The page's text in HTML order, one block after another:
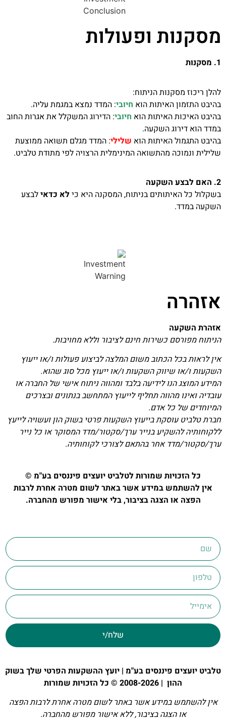
מסקנות ופעולות
1. מסקנות
להלן ריכוז מסקנות הניתוח:
בהיבט התזמון האיתות הוא חיובי: המדד נמצא במגמת עליה.
בהיבט האיכות האיתות הוא חיובי: הדירוג המשקלל את אגרות החוב
במדד הוא דירוג השקעה.
בהיבט התגמול האיתות הוא שלילי: המדד מגלם תשואה ממוצעת
שלילית ונמוכה מהתשואה המינימלית הרצויה לפי מתודת טלביט.
2. האם לבצע השקעה
בשקלול כל האיתותים בניתוח, המסקנה היא כילא כדאילבצע
השקעה במדד.
אזהרה
אזהרת השקעה
הניתוח מפורסם כשירות חינם לציבור וללא מחויבות.
אין לראות בכל הכתוב משום המלצה לביצוע פעולות ו/או ייעוץ
השקעות ו/או שיווק השקעות ו/או ייעוץ מכל סוג שהוא.
המידע המוצג הנו לידיעה בלבד ומהווה ניתוח אישי של החברה או
עובדיה ואינו מהווה תחליף לייעוץ המתחשב בנתונים ובצרכים
המיוחדים של כל אדם.
חברת טלביט עוסקת בייעוץ השקעות פרטי בשוק הון ועשויה לייעץ
ללקוחותיה להשקיע בנייר ערך/סקטור/מדד המסוקר או כל נייר
ערך/סקטור/מדד אחר בהתאם לצורכי לקוחותיה.
כל הזכויות שמורות לטלביט יועצים פיננסים בע"מ ©
אין להשתמש במידע אשר באתר לשום מטרה אחרת לרבות
הפצה או הצגה בציבור, בלי אישור מפורש מהחברה.
שלח/י
טלביט יועצים פיננסים בע"מ | יועץ ההשקעות הפרטי שלך בשוק
ההון | 2008-2026 © כל הזכויות שמורות
אין להשתמש במידע אשר באתר לשום מטרה אחרת לרבות הפצה
או הצגה בציבור, ללא אישור מפורש מהחברה.